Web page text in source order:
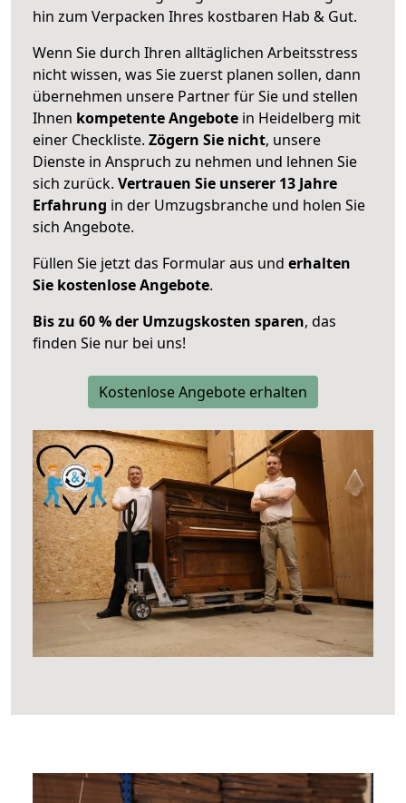
hin zum Verpacken Ihres kostbaren Hab & Gut.
Wenn Sie durch Ihren alltäglichen Arbeitsstress
nicht wissen, was Sie zuerst planen sollen, dann
übernehmen unsere Partner für Sie und stellen
Ihnen kompetente Angebote in Heidelberg mit
einer Checkliste. Zögern Sie nicht, unsere
Dienste in Anspruch zu nehmen und lehnen Sie
sich zurück. Vertrauen Sie unserer 13 Jahre
Erfahrung in der Umzugsbranche und holen Sie
sich Angebote.
Füllen Sie jetzt das Formular aus und erhalten
Sie kostenlose Angebote.
Bis zu 60 % der Umzugskosten sparen, das
finden Sie nur bei uns!
Kostenlose Angebote erhalten